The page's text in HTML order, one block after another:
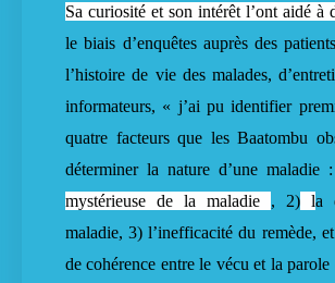
Sa curiosité et son intérêt l’ont aidé à
le biais d’enquêtes auprès des
l’histoire de vie des malades,
informateurs, « j’ai pu identifier
quatre facteurs que les Baatombu
déterminer la nature d’une maladie :
mystérieuse de la maladie , 2) la
maladie, 3) l’inefficacité du remède,
de cohérence entre le vécu et la parole